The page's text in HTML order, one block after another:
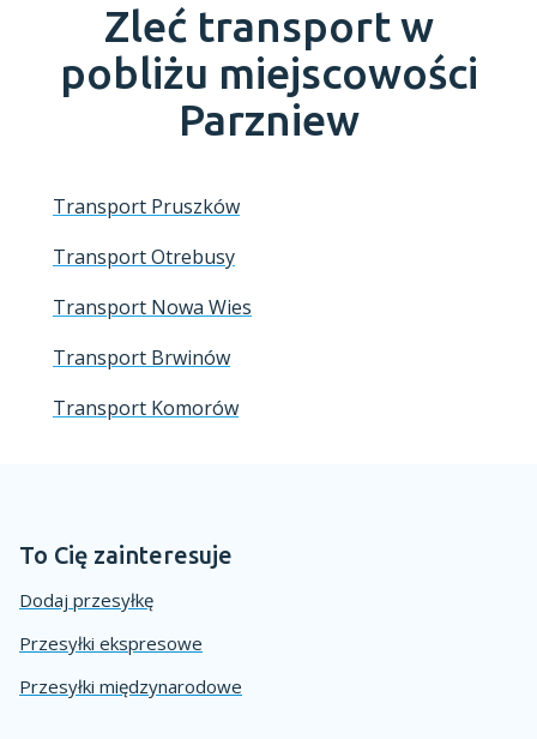
Zleć transport w
pobliżu miejscowości
Parzniew
Transport Pruszków
Transport Otrebusy
Transport Nowa Wies
Transport Brwinów
Transport Komorów
To Cię zainteresuje
Dodaj przesyłkę
Przesyłki ekspresowe
Przesyłki międzynarodowe